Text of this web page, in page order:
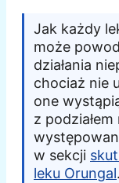
Jak każdy
może
działania
chociaż nie
one
z
w sekcji
leku Orungal.